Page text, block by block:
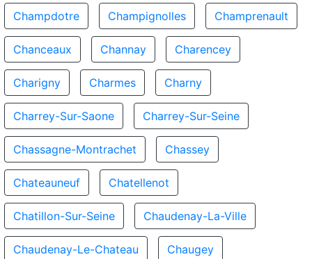
Champdotre Champignolles Champrenault
Chanceaux Channay Charencey
Charigny Charmes Charny
Charrey-Sur-Saone Charrey-Sur-Seine
Chassagne-Montrachet Chassey
Chateauneuf Chatellenot
Chatillon-Sur-Seine Chaudenay-La-Ville
Chaudenay-Le-Chateau Chaugey